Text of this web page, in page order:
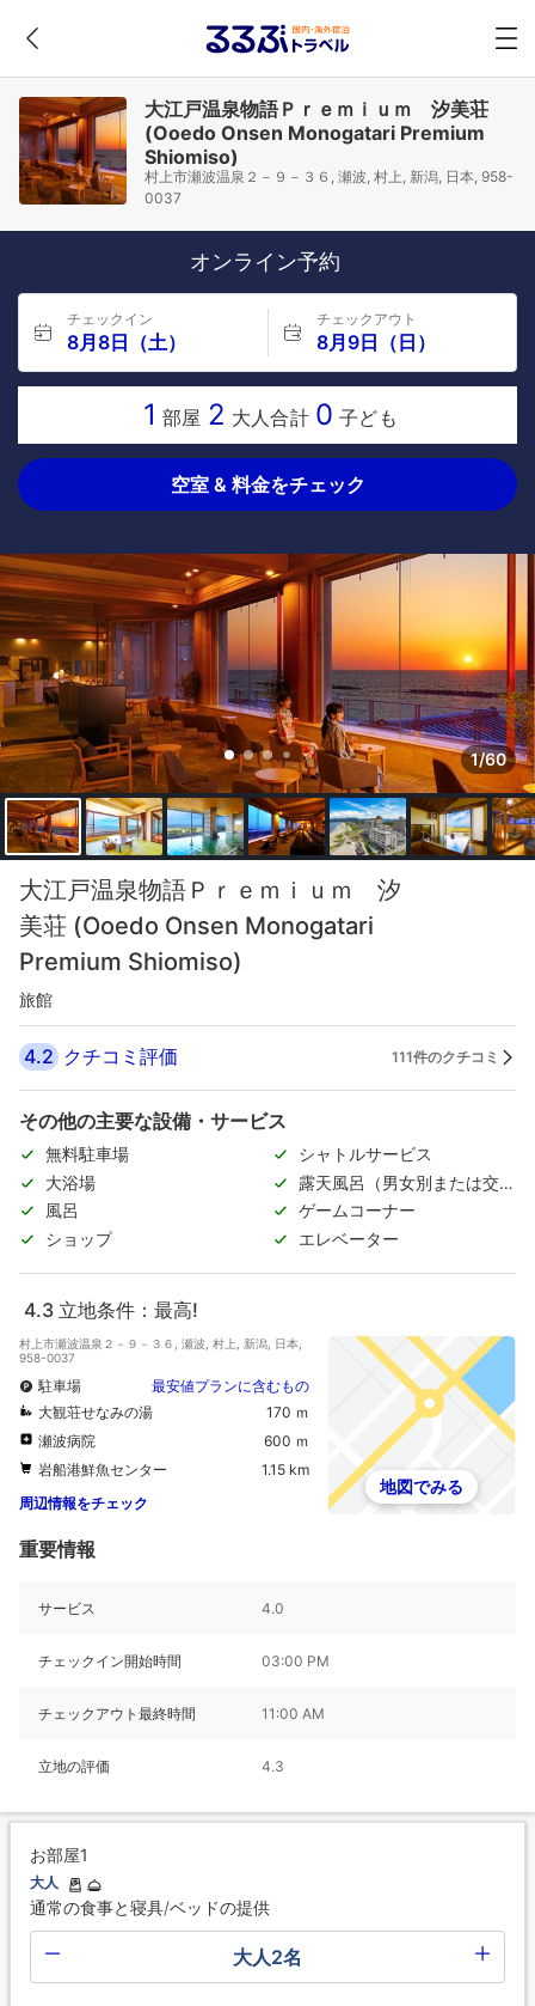
大江戸温泉物語Ｐｒｅｍｉｕｍ 汐美荘
(Ooedo Onsen Monogatari Premium
Shiomiso)
村上市瀬波温泉２－９－３６, 瀬波, 村上, 新潟, 日本, 958-
0037
オンライン予約
チェックイン
8月8日（土）
チェックアウト
8月9日（日）
1 部屋 2 大人合計 0 子ども
空室 & 料金をチェック
1/60
大江戸温泉物語Ｐｒｅｍｉｕｍ 汐
美荘 (Ooedo Onsen Monogatari
Premium Shiomiso)
旅館
4.2 クチコミ評価 111件のクチコミ
その他の主要な設備・サービス
無料駐車場
シャトルサービス
大浴場
露天風呂（男女別または交代
制）
風呂
ゲームコーナー
ショップ
エレベーター
4.3 立地条件：最高!
村上市瀬波温泉２－９－３６, 瀬波, 村上, 新潟, 日本,
958-0037
駐車場
最安値プランに含むもの
大観荘せなみの湯
170 ｍ
瀬波病院
600 ｍ
岩船港鮮魚センター
1.15 km
周辺情報をチェック
地図でみる
重要情報
サービス 4.0
チェックイン開始時間 03:00 PM
チェックアウト最終時間 11:00 AM
立地の評価 4.3
お部屋1
大人
通常の食事と寝具/ベッドの提供
大人2名